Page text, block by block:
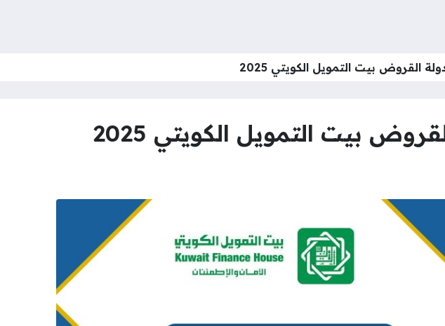
القروض بيت التمويل الكويتي 2025
بيت التمويل الكويتي 2025